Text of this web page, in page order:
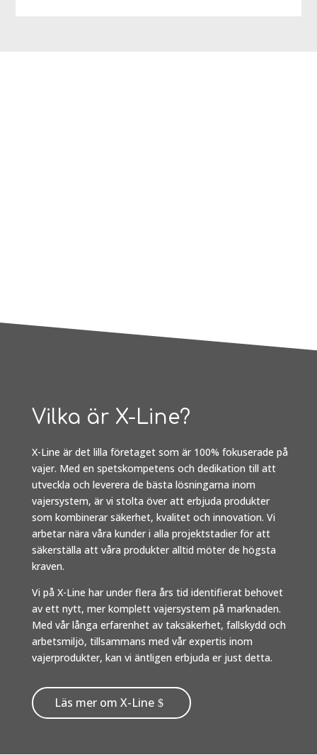
Vilka är X-Line?
X-Line är det lilla företaget som är 100% fokuserade på
vajer. Med en spetskompetens och dedikation till att
utveckla och leverera de bästa lösningarna inom
vajersystem, är vi stolta över att erbjuda produkter
som kombinerar säkerhet, kvalitet och innovation. Vi
arbetar nära våra kunder i alla projektstadier för att
säkerställa att våra produkter alltid möter de högsta
kraven.
Vi på X-Line har under flera års tid identifierat behovet
av ett nytt, mer komplett vajersystem på marknaden.
Med vår långa erfarenhet av taksäkerhet, fallskydd och
arbetsmiljö, tillsammans med vår expertis inom
vajerprodukter, kan vi äntligen erbjuda er just detta.
Läs mer om X-Line